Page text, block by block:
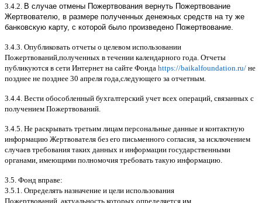
3.4.2. В случае отмены Пожертвования вернуть Пожертвование
Жертвователю, в размере полученных денежных средств на ту же
банковскую карту, с которой было произведено Пожертвование.
3.4.3. Опубликовать отчеты о целевом использовании
Пожертвований полученных в течении календарного года Отчеты
публикуются в сети Интернет на сайте Фонда https://baikalfoundation.ru/ не
позднее не позднее 30 апреля года следующего за отчетным
3.4.4. Вести обособленный бухгалтерский учет всех операций связанных с
получением Пожертвований
3.4.5. Не раскрывать третьим лицам персональные данные и контактную
информацию Жертвователя без его письменного согласия за исключением
случаев требования таких данных и информации государственными
органами имеющими полномочия требовать такую информацию
3.5. Фонд вправе:
3.5.1. Определять назначение и цели использования
Пожертвований актуальность которых определяется им